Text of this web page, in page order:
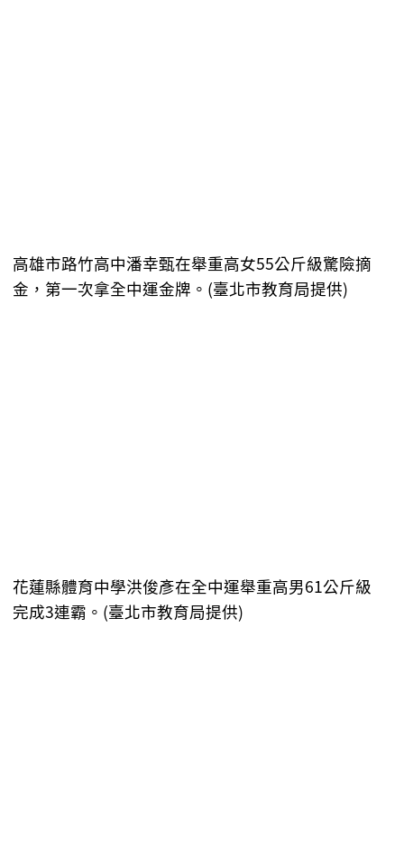
高雄市路竹高中潘幸甄在舉重高女55公斤級驚險摘
金，第一次拿全中運金牌。(臺北市教育局提供)
花蓮縣體育中學洪俊彥在全中運舉重高男61公斤級
完成3連霸。(臺北市教育局提供)